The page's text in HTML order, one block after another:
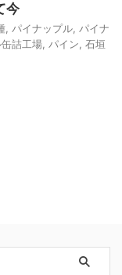
今
パイナップル パイナ
詰工場 パイン 石垣